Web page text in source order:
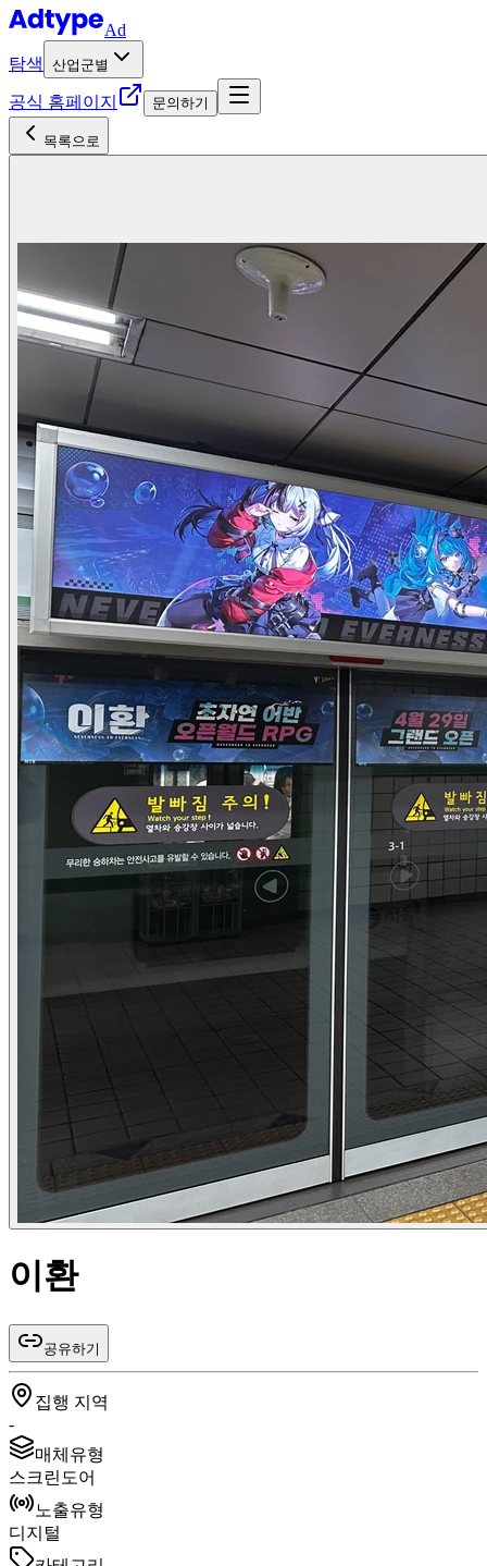
Ad
탐색
산업군별
공식 홈페이지 문의하기
목록으로
이환
공유하기
집행 지역
-
매체유형
스크린도어
노출유형
디지털